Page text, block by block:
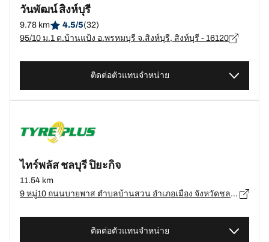
วันพัฒน์ สิงห์บุรี
9.78 km 4.5/5(32)
95/10 ม.1 ต.บ้านแป้ง อ.พรหมบุรี จ.สิงห์บุรี, สิงห์บุรี - 16120
ติดต่อตัวแทนจำหน่าย
ไทร์พลัส ชลบุรี ปิยะกิจ
11.54 km
9 หมู่10 ถนนบายพาส ตำบลบ้านสวน อำเภอเมือง จังหวัดชลบุรี 20000, ชลบุรี - 20000
ติดต่อตัวแทนจำหน่าย